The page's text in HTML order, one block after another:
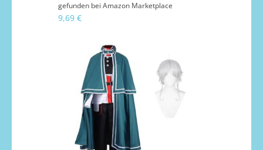
gefunden bei Amazon Marketplace
9,69 €